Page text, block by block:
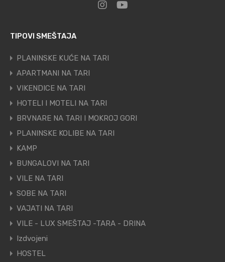
TIPOVI SMEŠTAJA
PLANINSKE KUĆE NA TARI
APARTMANI NA TARI
VIKENDICE NA TARI
HOTELI I MOTELI NA TARI
BRVNARE NA TARI I MOKROJ GORI
PLANINSKE KOLIBE NA TARI
KAMP
BUNGALOVI NA TARI
VILE NA TARI
SOBE NA TARI
VAJATI NA TARI
VILE - LUX SMEŠTAJ -TARA - DRINA
Izdvojeni
HOSTEL